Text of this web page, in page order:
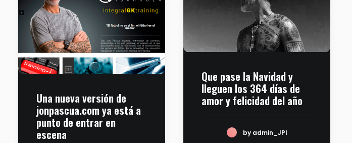
Que pase la Navidad y
lleguen los 364 días de
amor y felicidad del año
by admin_JPI
Una nueva versión de
jonpascua.com ya está a
punto de entrar en
escena